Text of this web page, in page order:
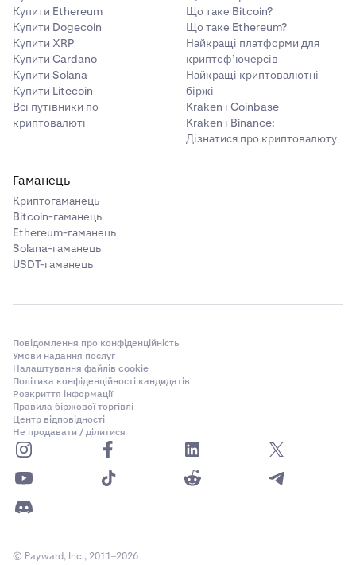
Купити Ethereum
Купити Dogecoin
Купити XRP
Купити Cardano
Купити Solana
Купити Litecoin
Всі путівники по
криптовалюті
Що таке Bitcoin?
Що таке Ethereum?
Найкращі платформи для
криптоф’ючерсів
Найкращі криптовалютні
біржі
Kraken і Coinbase
Kraken і Binance:
Дізнатися про криптовалюту
Гаманець
Криптогаманець
Bitcoin-гаманець
Ethereum-гаманець
Solana-гаманець
USDT-гаманець
Повідомлення про конфіденційність
Умови надання послуг
Налаштування файлів cookie
Політика конфіденційності кандидатів
Розкриття інформації
Правила біржової торгівлі
Центр відповідності
Не продавати / ділитися
© Payward, Inc., 2011–2026